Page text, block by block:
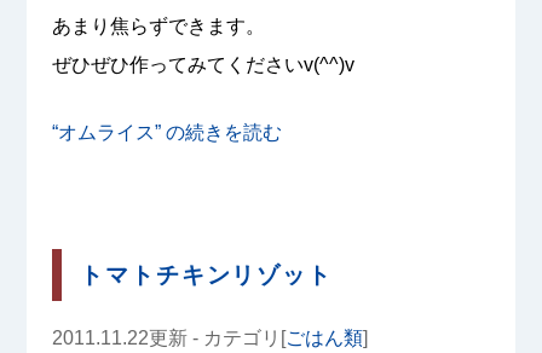
あまり焦らずできます。
ぜひぜひ作ってみてくださいv(^^)v
“オムライス” の続きを読む
トマトチキンリゾット
2011.11.22更新 - カテゴリ[ごはん類]